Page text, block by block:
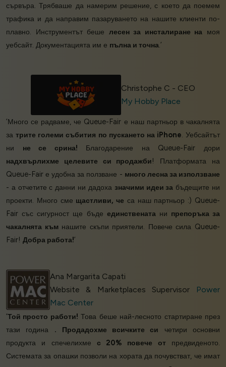
сървъра. Трябваше да намерим решение, с което да поемем
трафика и да направим пазаруването на нашите клиенти по-
плавно. Инструментът беше лесен за инсталиране на моя
уебсайт. Документацията им е пълна и точна.’
Christophe C - CEO
My Hobby Place
‘Много се радваме, че Queue-Fair е наш партньор в чакалнята
затрите големи събития по пускането на iPhone. Уебсайтът
ни не се срина! Благодарение на Queue-Fair дори
надхвърлихме целевите си продажби! Платформата на
Queue-Fair е удобна за ползване - много лесна за използване
- а отчетите с данни ни дадоха значими идеи за бъдещите ни
проекти. Много сме щастливи, че са наш партньор :) Queue-
Fair със сигурност ще бъде единственатани препоръка за
чакалнята къмнашите скъпи приятели. Повече сила Queue-
Fair! Добра работа!’
Ana Margarita Capati
Website & Marketplaces Supervisor
Power
Mac Center
‘Той просто работи! Това беше най-лесното стартиране през
тази година . Продадохме всичките си четири основни
продукта и спечелихме с 20% повече отпредвиденото.
Системата за опашки позволи на хората да почувстват, че имат